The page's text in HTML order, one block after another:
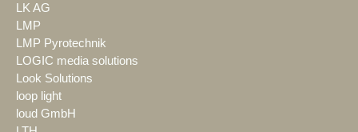
LK AG
LMP
LMP Pyrotechnik
LOGIC media solutions
Look Solutions
loop light
loud GmbH